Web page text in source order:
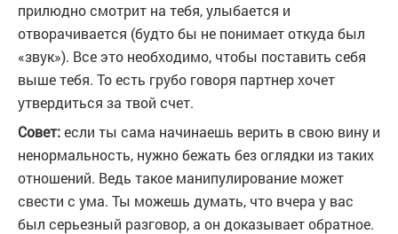
прилюдно смотрит на тебя, улыбается и
отворачивается (будто бы не понимает откуда был
«звук»). Все это необходимо, чтобы поставить себя
выше тебя. То есть грубо говоря партнер хочет
утвердиться за твой счет.
Совет:если ты сама начинаешь верить в свою вину и
ненормальность, нужно бежать без оглядки из таких
отношений. Ведь такое манипулирование может
свести с ума. Ты можешь думать, что вчера у вас
был серьезный разговор, а он доказывает обратное.